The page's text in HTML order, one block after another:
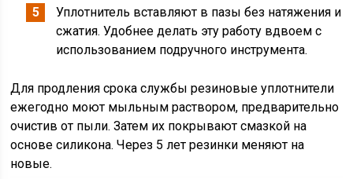
Уплотнитель вставляют в пазы без натяжения и
сжатия. Удобнее делать эту работу вдвоем с
использованием подручного инструмента.
Для продления срока службы резиновые уплотнители
ежегодно моют мыльным раствором, предварительно
очистив от пыли. Затем их покрывают смазкой на
основе силикона. Через 5 лет резинки меняют на
новые.